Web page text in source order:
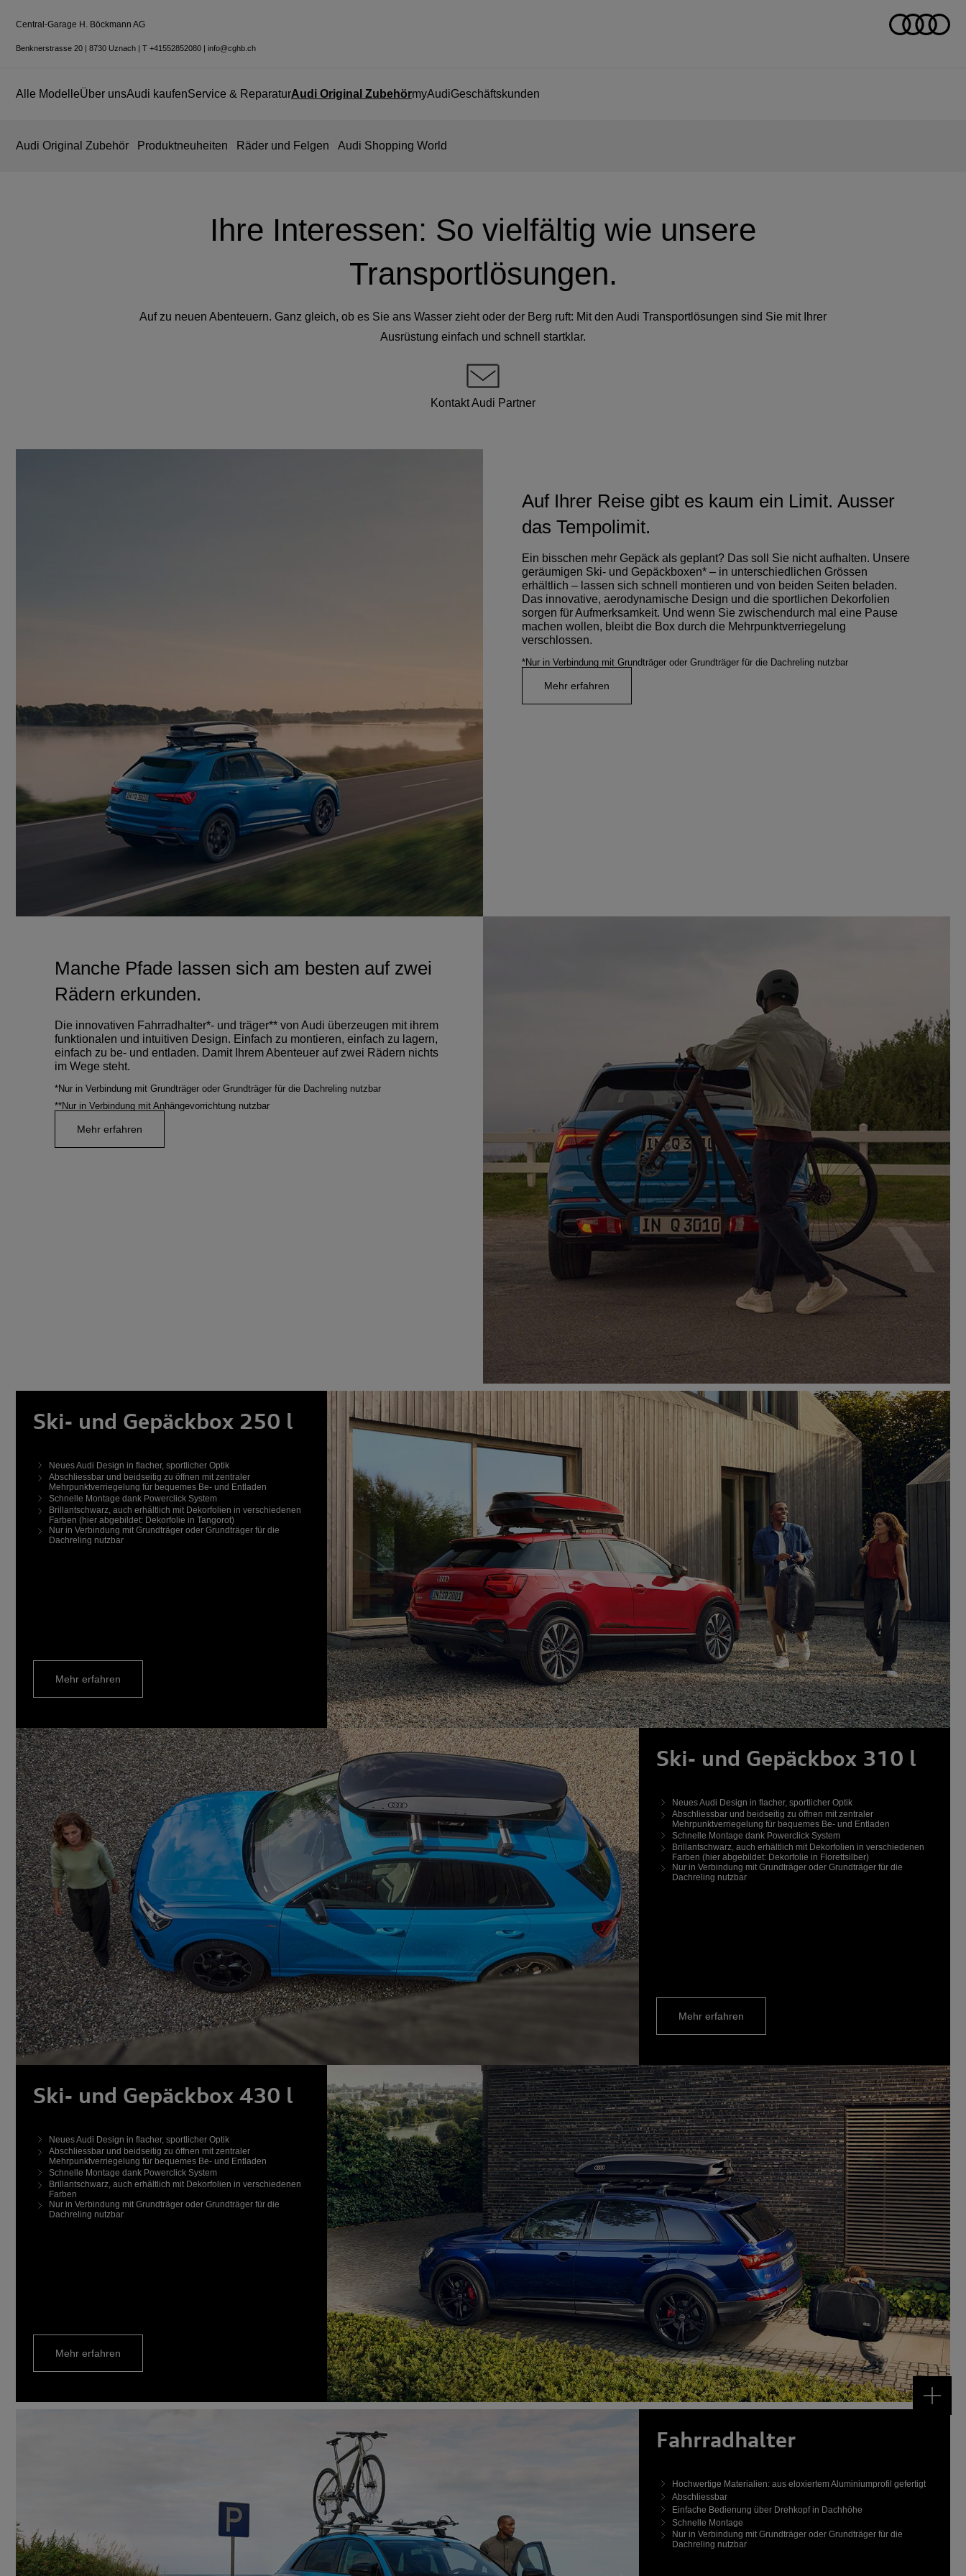
Central-Garage H. Böckmann AG
Benknerstrasse 20 | 8730 Uznach | T +41552852080 | info@cghb.ch
Alle ModelleÜber unsAudi kaufenService & ReparaturAudi Original ZubehörmyAudiGeschäftskunden
Audi Original Zubehör Produktneuheiten Räder und Felgen Audi Shopping World
Ihre Interessen: So vielfältig wie unsere
Transportlösungen.
Auf zu neuen Abenteuern. Ganz gleich, ob es Sie ans Wasser zieht oder der Berg ruft: Mit den Audi Transportlösungen sind Sie mit Ihrer
Ausrüstung einfach und schnell startklar.
Kontakt Audi Partner
Auf Ihrer Reise gibt es kaum ein Limit. Ausser
das Tempolimit.
Ein bisschen mehr Gepäck als geplant? Das soll Sie nicht aufhalten. Unsere
geräumigen Ski- und Gepäckboxen* – in unterschiedlichen Grössen
erhältlich – lassen sich schnell montieren und von beiden Seiten beladen.
Das innovative, aerodynamische Design und die sportlichen Dekorfolien
sorgen für Aufmerksamkeit. Und wenn Sie zwischendurch mal eine Pause
machen wollen, bleibt die Box durch die Mehrpunktverriegelung
verschlossen.
*Nur in Verbindung mit Grundträger oder Grundträger für die Dachreling nutzbar
Mehr erfahren
Manche Pfade lassen sich am besten auf zwei
Rädern erkunden.
Die innovativen Fahrradhalter*- und träger** von Audi überzeugen mit ihrem
funktionalen und intuitiven Design. Einfach zu montieren, einfach zu lagern,
einfach zu be- und entladen. Damit Ihrem Abenteuer auf zwei Rädern nichts
im Wege steht.
*Nur in Verbindung mit Grundträger oder Grundträger für die Dachreling nutzbar
**Nur in Verbindung mit Anhängevorrichtung nutzbar
Mehr erfahren
Ski- und Gepäckbox 250 l
Neues Audi Design in flacher, sportlicher Optik
Abschliessbar und beidseitig zu öffnen mit zentraler
Mehrpunktverriegelung für bequemes Be- und Entladen
Schnelle Montage dank Powerclick System
Brillantschwarz, auch erhältlich mit Dekorfolien in verschiedenen
Farben (hier abgebildet: Dekorfolie in Tangorot)
Nur in Verbindung mit Grundträger oder Grundträger für die
Dachreling nutzbar
Mehr erfahren
Ski- und Gepäckbox 310 l
Neues Audi Design in flacher, sportlicher Optik
Abschliessbar und beidseitig zu öffnen mit zentraler
Mehrpunktverriegelung für bequemes Be- und Entladen
Schnelle Montage dank Powerclick System
Brillantschwarz, auch erhältlich mit Dekorfolien in verschiedenen
Farben (hier abgebildet: Dekorfolie in Florettsilber)
Nur in Verbindung mit Grundträger oder Grundträger für die
Dachreling nutzbar
Mehr erfahren
Ski- und Gepäckbox 430 l
Neues Audi Design in flacher, sportlicher Optik
Abschliessbar und beidseitig zu öffnen mit zentraler
Mehrpunktverriegelung für bequemes Be- und Entladen
Schnelle Montage dank Powerclick System
Brillantschwarz, auch erhältlich mit Dekorfolien in verschiedenen
Farben
Nur in Verbindung mit Grundträger oder Grundträger für die
Dachreling nutzbar
Mehr erfahren
Fahrrad­halter
Hochwertige Materialien: aus eloxiertem Aluminiumprofil gefertigt
Abschliessbar
Einfache Bedienung über Drehkopf in Dachhöhe
Schnelle Montage
Nur in Verbindung mit Grundträger oder Grundträger für die
Dachreling nutzbar